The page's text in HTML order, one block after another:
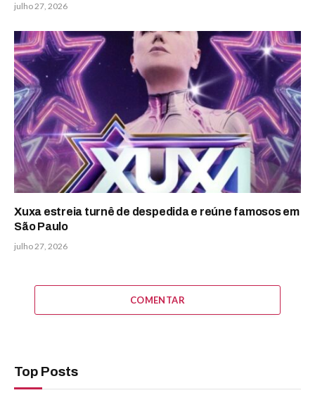
julho 27, 2026
Xuxa estreia turnê de despedida e reúne famosos em
São Paulo
julho 27, 2026
COMENTAR
Top Posts